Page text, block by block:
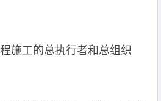
施工的总执行者和总组织